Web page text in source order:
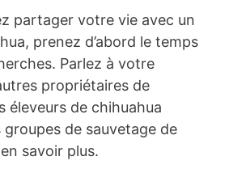
partager votre vie avec un
prenez d’abord le temps
Parlez à votre
propriétaires de
éleveurs de chihuahua
de sauvetage de
savoir plus.